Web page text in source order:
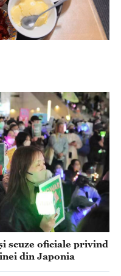
scuze oficiale privind
din Japonia